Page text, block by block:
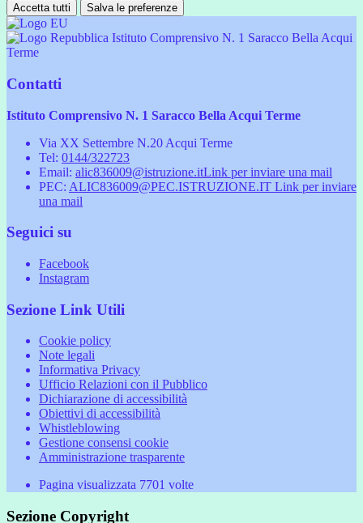
Accetta tutti Salva le preferenze
Istituto Comprensivo N. 1 Saracco Bella Acqui
Terme
Contatti
Istituto Comprensivo N. 1 Saracco Bella Acqui Terme
Via XX Settembre N.20 Acqui Terme
Tel: 0144/322723
Email: alic836009@istruzione.itLink per inviare una mail
PEC: ALIC836009@PEC.ISTRUZIONE.IT Link per inviare
una mail
Seguici su
Facebook
Instagram
Sezione Link Utili
Cookie policy
Note legali
Informativa Privacy
Ufficio Relazioni con il Pubblico
Dichiarazione di accessibilità
Obiettivi di accessibilità
Whistleblowing
Gestione consensi cookie
Amministrazione trasparente
Pagina visualizzata 7701 volte
Sezione Copyright